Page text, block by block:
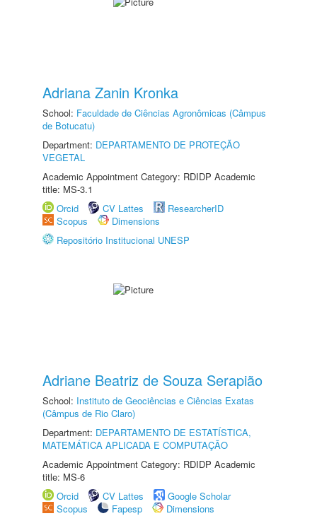
Adriana Zanin Kronka
School: Faculdade de Ciências Agronômicas (Câmpus
de Botucatu)
Department: DEPARTAMENTO DE PROTEÇÃO
VEGETAL
Academic Appointment Category: RDIDP Academic
title: MS-3.1
Orcid
CV Lattes
ResearcherID
Scopus
Dimensions
Repositório Institucional UNESP
Adriane Beatriz de Souza Serapião
School: Instituto de Geociências e Ciências Exatas
(Câmpus de Rio Claro)
Department: DEPARTAMENTO DE ESTATÍSTICA,
MATEMÁTICA APLICADA E COMPUTAÇÃO
Academic Appointment Category: RDIDP Academic
title: MS-6
Orcid
CV Lattes
Google Scholar
Scopus
Fapesp
Dimensions